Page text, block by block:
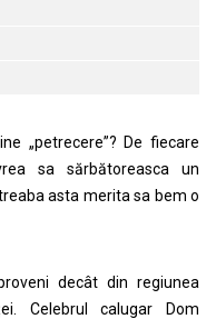
„petrecere”? De fiecare
sa sărbătoreasca un
asta merita sa bem o
decât din regiunea
Celebrul calugar Dom